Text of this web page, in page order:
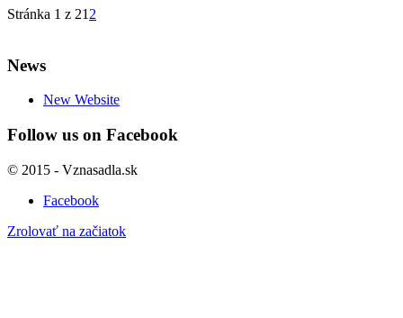
Stránka 1 z 21 2
News
New Website
Follow us on Facebook
© 2015 - Vznasadla.sk
Facebook
Zrolovať na začiatok